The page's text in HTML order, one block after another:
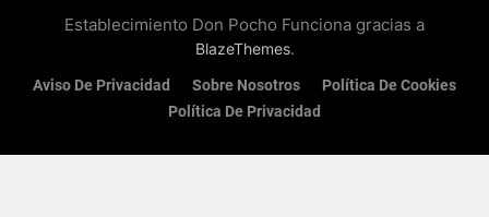
Establecimiento Don Pocho Funciona gracias a
BlazeThemes.
Aviso De Privacidad Sobre Nosotros
Política De Cookies
Política De Privacidad